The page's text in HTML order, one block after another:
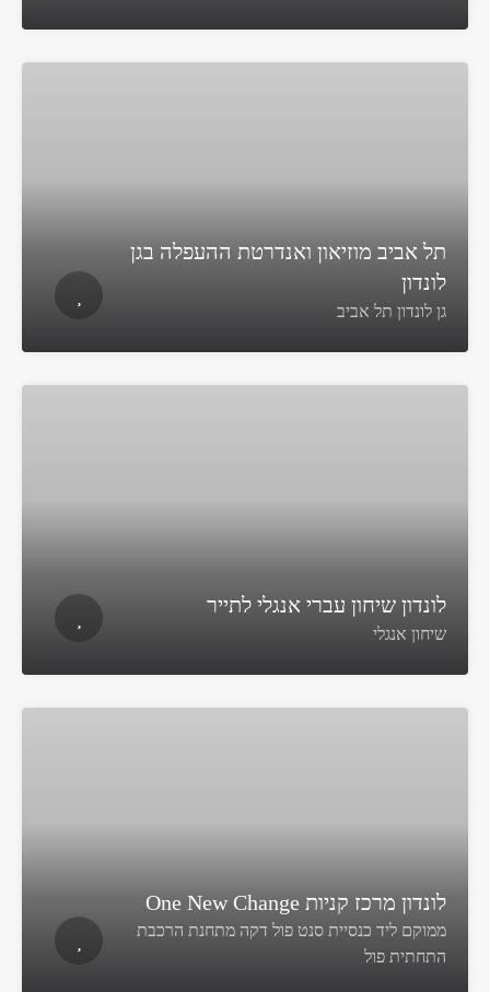
תל אביב מוזיאון ואנדרטת ההעפלה בגן
לונדון
גן לונדון תל אביב
לונדון שיחון עברי אנגלי לתייר
שיחון אנגלי
לונדון מרכז קניות One New Change
ממוקם ליד כנסיית סנט פול דקה מתחנת הרכבת
התחתית פול